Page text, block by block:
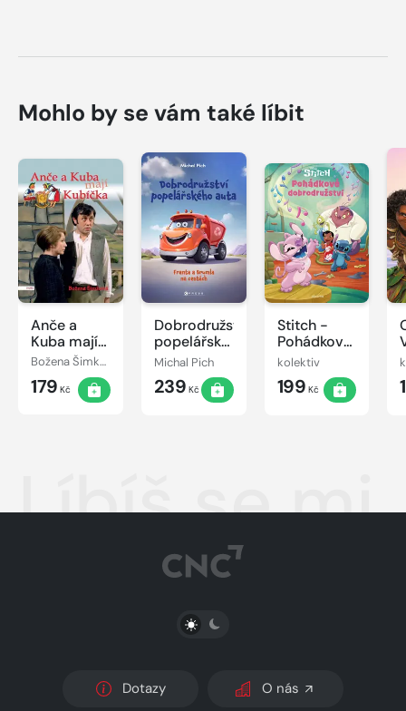
Mohlo by se vám také líbit
Anče a
Kuba mají
Kubíčka
Božena Šimková
179 Kč
Dobrodružství
popelářského
auta
Michal Pich
239 Kč
Stitch -
Pohádkové
dobrodružství
kolektiv
199 Kč
Líbíš se
PŘEPNOUT SVĚTLÝ/TMAVÝ REŽIM
Dotazy O nás